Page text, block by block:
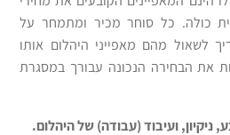
כולה. כל סוחר מכיר ומתמחר על
לשאול מהם מאפייני היהלום אותו
את הבחירה הנכונה עבורך במסגרת
ניקיון, ועיבוד (עבודה) של היהלום.